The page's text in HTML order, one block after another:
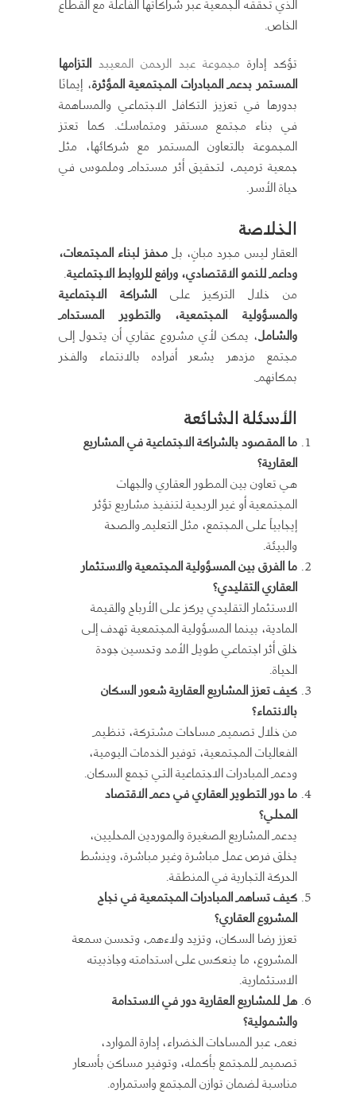
الخاص.
تؤكد إدارة مجموعة عبد الرحمن المعيبد التزامها
المستمر بدعم المبادرات المجتمعية المؤثرة، إيمانًا
بدورها في تعزيز التكافل الاجتماعي والمساهمة
في بناء مجتمع مستقر ومتماسك. كما تعتز
المجموعة بالتعاون المستمر مع شركائها، مثل
جمعية ترميم، لتحقيق أثر مستدام وملموس في
حياة الأسر.
الخلاصة
العقار ليس مجرد مبانٍ، بلمحفز لبناء المجتمعات،
وداعم للنمو الاقتصادي، ورافع للروابط الاجتماعية.
من خلال التركيز علىالشراكة الاجتماعية
والمسؤولية المجتمعية، والتطوير المستدام
والشامل، يمكن لأي مشروع عقاري أن يتحول إلى
مجتمع مزدهر يشعر أفراده بالانتماء والفخر
بمكانهم.
الأسئلة الشائعة
ما المقصود بالشراكة الاجتماعية في المشاريع
العقارية؟
هي تعاون بين المطور العقاري والجهات
المجتمعية أو غير الربحية لتنفيذ مشاريع تؤثر
إيجابياً على المجتمع، مثل التعليم والصحة
والبيئة.
ما الفرق بين المسؤولية المجتمعية والاستثمار
العقاري التقليدي؟
الاستثمار التقليدي يركز على الأرباح والقيمة
المادية، بينما المسؤولية المجتمعية تهدف إلى
خلق أثر اجتماعي طويل الأمد وتحسين جودة
الحياة.
كيف تعزز المشاريع العقارية شعور السكان
بالانتماء؟
من خلال تصميم مساحات مشتركة، تنظيم
الفعاليات المجتمعية، توفير الخدمات اليومية،
ودعم المبادرات الاجتماعية التي تجمع السكان.
ما دور التطوير العقاري في دعم الاقتصاد
المحلي؟
يدعم المشاريع الصغيرة والموردين المحليين،
يخلق فرص عمل مباشرة وغير مباشرة، وينشط
الحركة التجارية في المنطقة.
كيف تساهم المبادرات المجتمعية في نجاح
المشروع العقاري؟
تعزز رضا السكان، وتزيد ولاءهم، وتحسن سمعة
المشروع، ما ينعكس على استدامته وجاذبيته
الاستثمارية.
هل للمشاريع العقارية دور في الاستدامة
والشمولية؟
نعم، عبر المساحات الخضراء، إدارة الموارد،
تصميم للمجتمع بأكمله، وتوفير مساكن بأسعار
مناسبة لضمان توازن المجتمع واستمراره.